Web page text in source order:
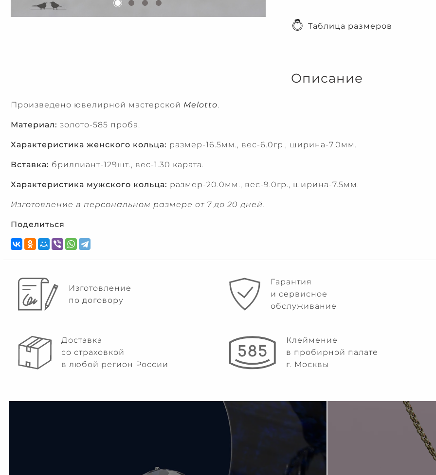
Таблица размеров
Описание
Произведено ювелирной мастерской Melotto.
Материал: золото-585 проба.
Характеристика женского кольца: размер-16.5мм., вес-6.0гр., ширина-7.0мм.
Вставка: бриллиант-129шт., вес-1.30 карата.
Характеристика мужского кольца: размер-20.0мм., вес-9.0гр., ширина-7.5мм.
Изготовление в персональном размере от 7 до 20 дней.
Поделиться
Изготовление
по договору
Гарантия
и сервисное
обслуживание
Доставка
со страховкой
в любой регион России
Клеймение
в пробирной палате
г. Москвы